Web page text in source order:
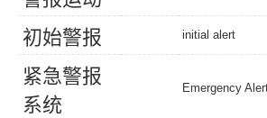
初始警报 initial alert
紧急警报
系统
Emergency